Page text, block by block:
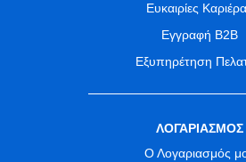
Ευκαιρίες
Εγγραφή B2B
Εξυπηρέτηση
ΛΟΓΑΡΙΑΣΜΟΣ
Ο Λογαριασμός